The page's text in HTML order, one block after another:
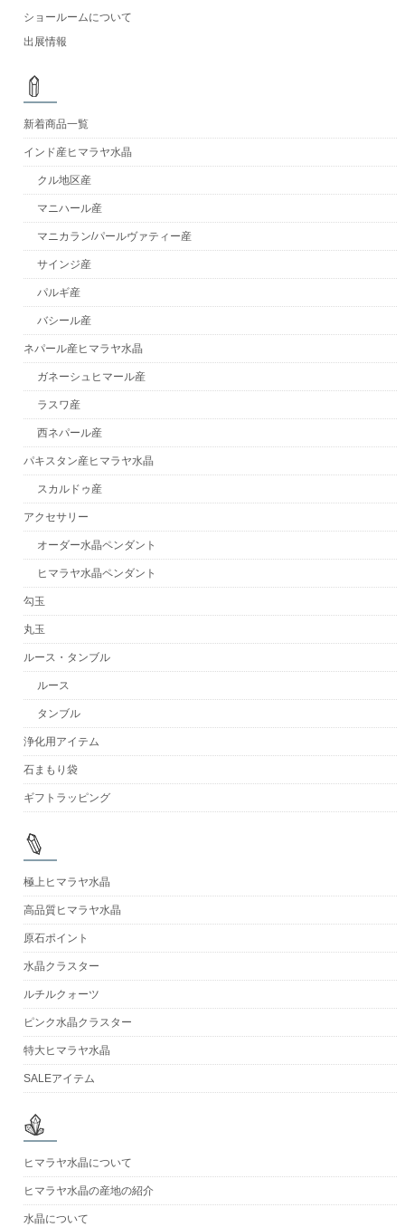
ショールームについて
出展情報
新着商品一覧
インド産ヒマラヤ水晶
クル地区産
マニハール産
マニカラン/パールヴァティー産
サインジ産
パルギ産
バシール産
ネパール産ヒマラヤ水晶
ガネーシュヒマール産
ラスワ産
西ネパール産
パキスタン産ヒマラヤ水晶
スカルドゥ産
アクセサリー
オーダー水晶ペンダント
ヒマラヤ水晶ペンダント
勾玉
丸玉
ルース・タンブル
ルース
タンブル
浄化用アイテム
石まもり袋
ギフトラッピング
極上ヒマラヤ水晶
高品質ヒマラヤ水晶
原石ポイント
水晶クラスター
ルチルクォーツ
ピンク水晶クラスター
特大ヒマラヤ水晶
SALEアイテム
ヒマラヤ水晶について
ヒマラヤ水晶の産地の紹介
水晶について